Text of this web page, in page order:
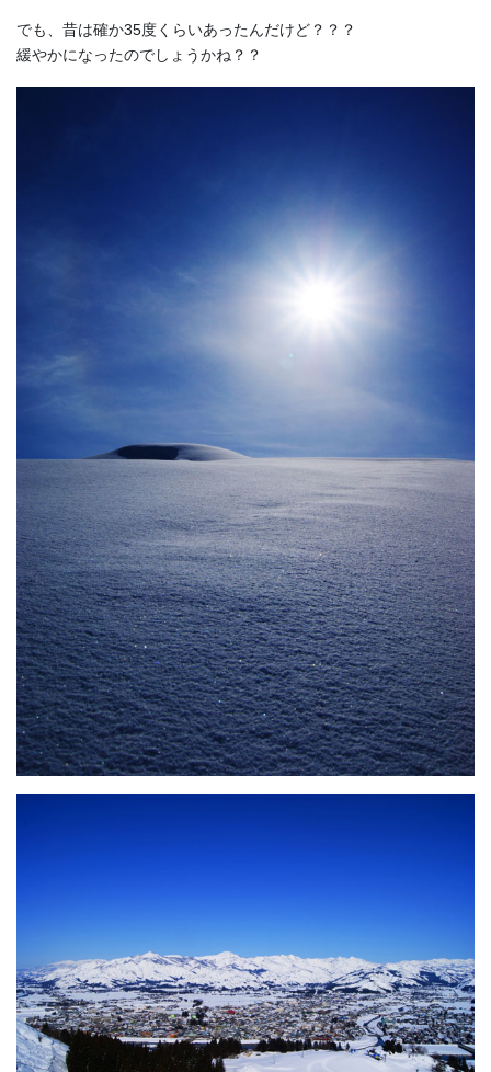
でも、昔は確か35度くらいあったんだけど？？？
緩やかになったのでしょうかね？？